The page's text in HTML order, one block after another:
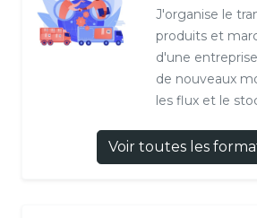
J'organise le
produits et
d'une
de nouveaux
les flux et le
Voir toutes les